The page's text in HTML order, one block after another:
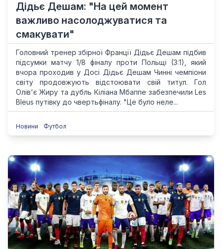
Дідьє Дешам: "На цей момент
важливо насолоджуватися та
смакувати"
Головний тренер збірної Франції Дідьє Дешам підбив
підсумки матчу 1/8 фіналу проти Польщі (3:1), який
вчора проходив у Досі Дідьє Дешам Чинні чемпіони
світу продовжують відстоювати свій титул. Гол
Олів'є Жиру та дубль Кіліана Мбаппе забезпечили Les
Bleus путівку до чвертьфіналу. "Це було неле...
Новини Футбол